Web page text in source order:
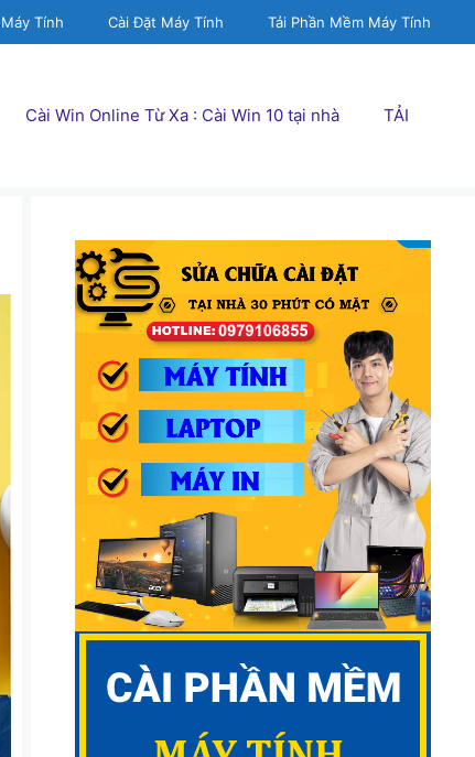
Tính Cài Đặt Máy Tính Tải Phần Mềm Máy Tính
Cài Win Online Từ Xa : Cài Win 10 tại nhà TẢI